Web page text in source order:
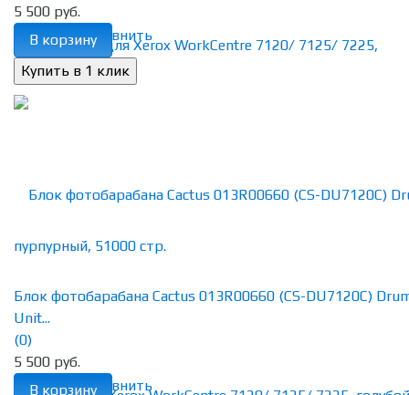
избранное сравнить
5 500 руб.
В корзину
избранное сравнить
Блок фотобарабана Cactus 013R00660 (CS-DU7120C)
Unit...
(0)
5 500 руб.
В корзину